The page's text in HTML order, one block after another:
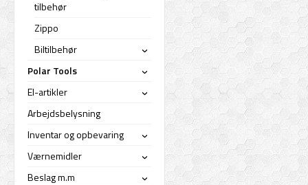
tilbehør
Zippo
Biltilbehør
›
Polar Tools ›
El-artikler ›
Arbejdsbelysning
Inventar og opbevaring
›
Værnemidler ›
Beslag m.m ›